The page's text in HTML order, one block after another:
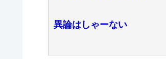
異論はしゃーない